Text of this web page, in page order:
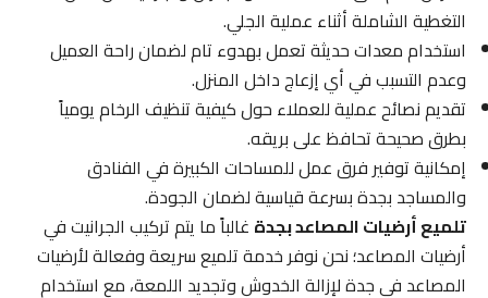
التغطية الشاملة أثناء عملية الجلي.
استخدام معدات حديثة تعمل بهدوء تام لضمان راحة العميل
وعدم التسبب في أي إزعاج داخل المنزل.
تقديم نصائح عملية للعملاء حول كيفية تنظيف الرخام يومياً
بطرق صحيحة تحافظ على بريقه.
إمكانية توفير فرق عمل للمساحات الكبيرة في الفنادق
والمساجد بجدة بسرعة قياسية لضمان الجودة.
تلميع أرضيات المصاعد بجدةغالباً ما يتم تركيب الجرانيت في
أرضيات المصاعد؛ نحن نوفر خدمة تلميع سريعة وفعالة لأرضيات
المصاعد في جدة لإزالة الخدوش وتجديد اللمعة، مع استخدام